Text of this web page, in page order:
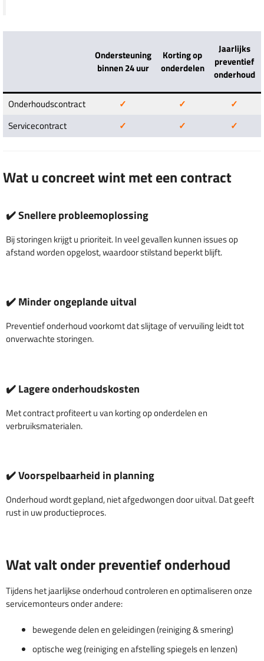
Ondersteuning
binnen 24 uur
Korting op
onderdelen
Jaarlijks
preventief
onderhoud
Onderhoudscontract ✓ ✓
✓
Servicecontract
✓ ✓ ✓
Wat u concreet wint met een contract
✔️ Snellere probleemoplossing
Bij storingen krijgt u prioriteit. In veel gevallen kunnen issues op
afstand worden opgelost, waardoor stilstand beperkt blijft.
✔️ Minder ongeplande uitval
Preventief onderhoud voorkomt dat slijtage of vervuiling leidt tot
onverwachte storingen.
✔️ Lagere onderhoudskosten
Met contract profiteert u van korting op onderdelen en
verbruiksmaterialen.
✔️ Voorspelbaarheid in planning
Onderhoud wordt gepland, niet afgedwongen door uitval. Dat geeft
rust in uw productieproces.
Wat valt onder preventief onderhoud
Tijdens het jaarlijkse onderhoud controleren en optimaliseren onze
servicemonteurs onder andere:
bewegende delen en geleidingen (reiniging & smering)
optische weg (reiniging en afstelling spiegels en lenzen)